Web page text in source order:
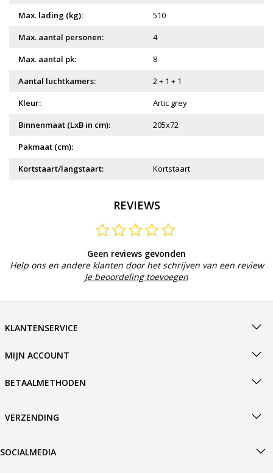
Max. lading (kg):
510
Max. aantal personen:
4
Max. aantal pk:
8
Aantal luchtkamers:
2 + 1 + 1
Kleur:
Artic grey
Binnenmaat (LxB in cm):
205x72
Pakmaat (cm):
Kortstaart/langstaart:
Kortstaart
REVIEWS
Geen reviews gevonden
Help ons en andere klanten door het schrijven van een review
Je beoordeling toevoegen
KLANTENSERVICE
MIJN ACCOUNT
BETAALMETHODEN
VERZENDING
SOCIALMEDIA